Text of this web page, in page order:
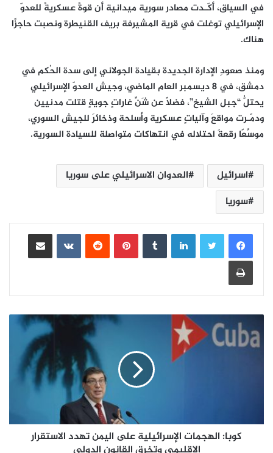
في السياق، أكّـدت مصادر سورية ميدانية أن قوةً عسكريةً للعدوّ
الإسرائيلي توغلت في قرية المشيرفة بريف القنيطرة ونصبت حاجزًا
هناك.
ومنذ صعودِ الإدارة الجديدة بقيادة الجولاني إلى سدة الحُكم في
دمشق، في 8 ديسمبر العام الماضي، وجيش العدوّ الإسرائيلي
يحتلُّ “جبل الشيخ”، فضلًا عن شَنِّ غاراتٍ جويةٍ قتلت مدنيين
ودمّـرت مواقعَ وآلياتٍ عسكرية وأسلحة وذخائرَ للجيش السوري،
موسِّعًا رقعةَ احتلاله في انتهاكات متواصلة للسيادة السورية.
اسرائيل
العدوان الاسرائيلي على سوريا
سوريا
لينكدإن بينتيريست
مشاركة عبر البريد
طباعة
كوبا: الهجمات الإسرائيلية على اليمن تهدد الاستقرار